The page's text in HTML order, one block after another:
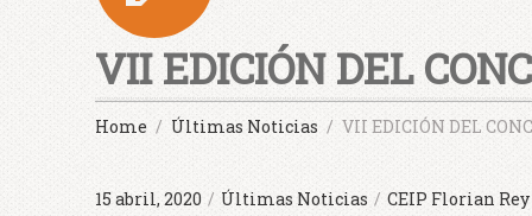
VII EDICIÓN DEL
Home Últimas Noticias VII EDICIÓN DEL
15 abril, 2020 / Últimas Noticias / CEIP Florian Rey